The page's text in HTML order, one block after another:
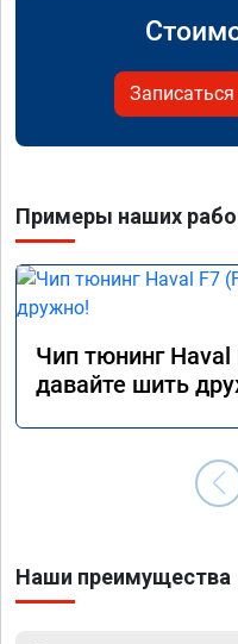
Записаться
Примеры наших
Чип тюнинг Haval
давайте шить
Наши преимущества